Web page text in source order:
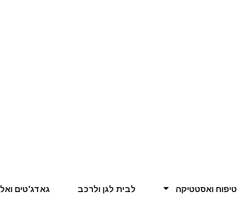
טיפוח ואסטטיקה לבית לגן ולרכב גאדג'טים